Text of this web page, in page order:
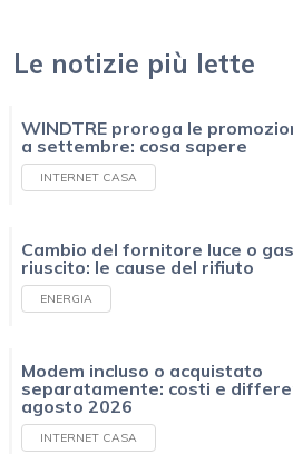
Le notizie più lette
WINDTRE proroga le
a settembre: cosa sapere
INTERNET CASA
Cambio del fornitore luce o
riuscito: le cause del rifiuto
ENERGIA
Modem incluso o acquistato
separatamente: costi e
agosto 2026
INTERNET CASA